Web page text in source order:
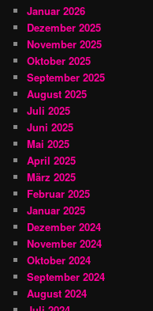
Januar 2026
Dezember 2025
November 2025
Oktober 2025
September 2025
August 2025
Juli 2025
Juni 2025
Mai 2025
April 2025
März 2025
Februar 2025
Januar 2025
Dezember 2024
November 2024
Oktober 2024
September 2024
August 2024